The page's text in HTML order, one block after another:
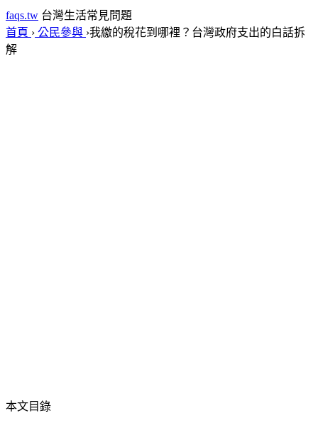
faqs.tw 台灣生活常見問題
首頁 › 公民參與 ›我繳的稅花到哪裡？台灣政府支出的白話拆
解
本文目錄